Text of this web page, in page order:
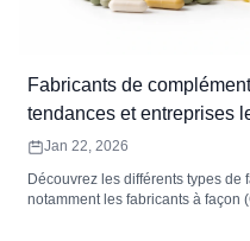
Fabricants de
tendances et entreprises
Jan 22, 2026
Découvrez les différents types
notamment les fabricants à façon